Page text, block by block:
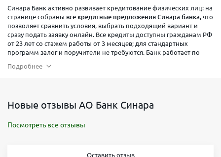
Синара Банк активно развивает кредитование физических лиц: на
странице собраны все кредитные предложения Синара банка, что
позволяет сравнить условия, выбрать подходящий вариант и
сразу подать заявку онлайн. Все кредиты доступны гражданам РФ
от 23 лет со стажем работы от 3 месяцев; для стандартных
программ залог и поручители не требуются. Банк работает по
Подробнее
Новые отзывы АО Банк Синара
Посмотреть все отзывы
Оставить отзыв